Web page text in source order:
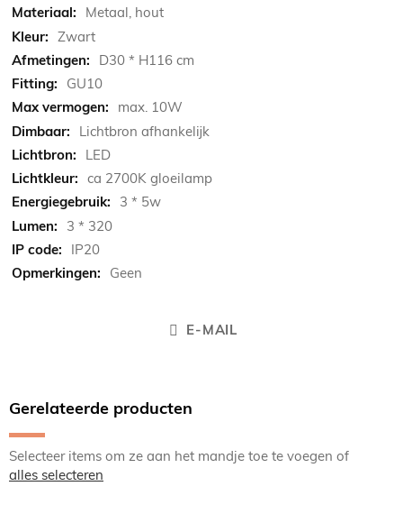
Metaal, hout
Zwart
D30 * H116 cm
GU10
max. 10W
Lichtbron afhankelijk
LED
ca 2700K gloeilamp
3 * 5w
3 * 320
IP20
Geen
E-MAIL
Gerelateerde producten
Selecteer items om ze aan het mandje toe te voegen of
alles selecteren